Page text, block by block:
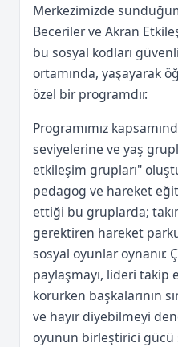
Merkezimizde
Beceriler ve Akran
bu sosyal kodları
ortamında, yaşayarak
özel bir programdır.
Programımız
seviyelerine ve yaş
etkileşim grupları"
pedagog ve hareket
ettiği bu gruplarda;
gerektiren hareket
sosyal oyunlar oynanır.
paylaşmayı, lideri takip
korurken başkalarının
ve hayır diyebilmeyi
oyunun birleştirici gücü